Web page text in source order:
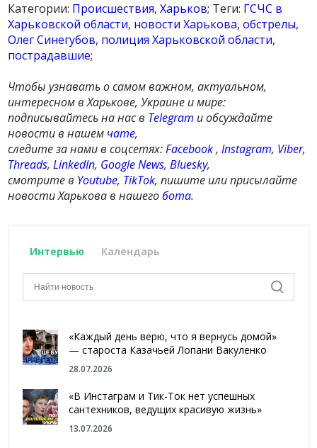
Категории: Происшествия,Харьков; Теги: ГСЧС в
Харьковской области, новости Харькова,обстрелы,
Олег Синегубов, полиция Харьковской области,
пострадавшие;
Чтобы узнавать о самом важном, актуальном,
интересном в Харькове, Украине и мире:
подписывайтесь на нас в Telegram и обсуждайте
новости в нашем чате,
следите за нами в соцсетях:Facebook,Instagram, Viber,
Threads,LinkedIn, Google News,Bluesky,
смотрите в Youtube, TikTok, пишите или присылайте
новости Харькова в нашегобота.
Интервью Календарь
«Каждый день верю, что я вернусь домой»
— староста Казачьей Лопани Вакуленко
28.07.2026
«В Инстаграм и Тик-Ток нет успешных
сантехников, ведущих красивую жизнь»
13.07.2026